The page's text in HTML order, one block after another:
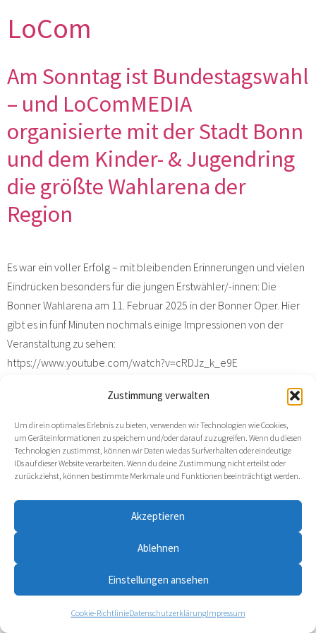
Zustimmung verwalten
Um dir ein optimales Erlebnis zu bieten, verwenden wir Technologien wie Cookies,
um Geräteinformationen zu speichern und/oder darauf zuzugreifen. Wenn du diesen
Technologien zustimmst, können wir Daten wie das Surfverhalten oder eindeutige
IDs auf dieser Website verarbeiten. Wenn du deine Zustimmung nicht erteilst oder
zurückziehst, können bestimmte Merkmale und Funktionen beeinträchtigt werden.
Akzeptieren
Ablehnen
Einstellungen ansehen
Cookie-RichtlinieDatenschutzerklärungImpressum
LoCom
Am Sonntag ist Bundestagswahl
– und LoComMEDIA
organisierte mit der Stadt Bonn
und dem Kinder- & Jugendring
die größte Wahlarena der
Region
Es war ein voller Erfolg – mit bleibenden Erinnerungen und vielen
Eindrücken besonders für die jungen Erstwähler/-innen: Die
Bonner Wahlarena am 11. Februar 2025 in der Bonner Oper. Hier
gibt es in fünf Minuten nochmals einige Impressionen von der
Veranstaltung zu sehen:
https://www.youtube.com/watch?v=cRDJz_k_e9E
Wer sich die gesamte Wahlarena nochmals anschauen möchte,
https://www.youtube.com/live/JFUp-rEc9bk
Und am Sonntagsabend wissen wir dann alle, wie die
Wahlergebnisse ausschauen und wie es voraussichtlich politisch in
Deutschland weitergehen wird.